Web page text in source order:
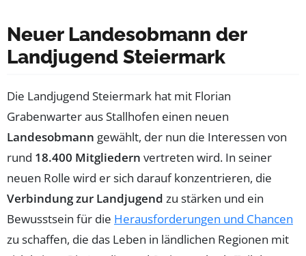
Neuer Landesobmann der
Landjugend Steiermark
Die Landjugend Steiermark hat mit Florian
Grabenwarter aus Stallhofen einen neuen
Landesobmann gewählt, der nun die Interessen von
rund 18.400 Mitgliedern vertreten wird. In seiner
neuen Rolle wird er sich darauf konzentrieren, die
Verbindung zur Landjugend zu stärken und ein
Bewusstsein für die Herausforderungen und Chancen
zu schaffen, die das Leben in ländlichen Regionen mit